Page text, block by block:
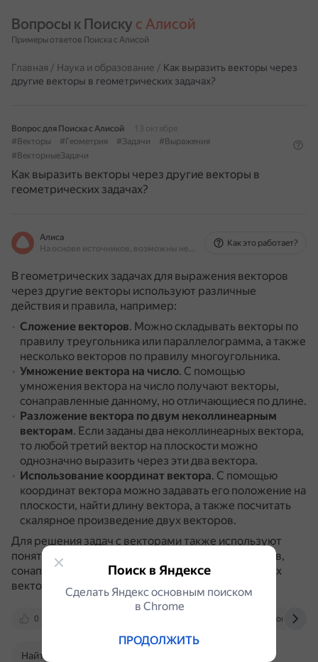
Вопросы к Поиску с Алисой
Примеры ответов Поиска с Алисой
Главная / Наука и образование / Как выразить векторы через
другие векторы в геометрических задачах?
Вопрос для Поиска с Алисой
13 октября
#Векторы
#Геометрия #Задачи
#Выражения
#ВекторныеЗадачи
Как выразить векторы через другие векторы в
геометрических задачах?
Алиса
На основе источников, возможны неточности
Как это работает?
В геометрических задачах для выражения векторов
через другие векторы используют различные
действия и правила, например:
Сложение векторов. Можно складывать векторы по
правилу треугольника или параллелограмма, а также
несколько векторов по правилу многоугольника.
Умножение вектора на число. С помощью
умножения вектора на число получают векторы,
сонаправленные данному, но отличающиеся по длине.
Разложение вектора по двум неколлинеарным
векторам. Если заданы два неколлинеарных вектора,
то любой третий вектор на плоскости можно
однозначно выразить через эти два вектора.
Использование координат вектора. С помощью
координат вектора можно задавать его положение на
плоскости, найти длину вектора, а также посчитать
скалярное произведение двух векторов.
Для решения задач с векторами также используют
понятия равных векторов, коллинеарных векторов,
сонаправленных и противоположно направленных
векторов.
0 mathprofi.com
Найти в Поиске
Поиск в Яндексе
Сделать Яндекс основным поиском
в Сhrome
ПРОДОЛЖИТЬ